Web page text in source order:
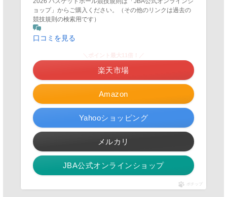
ョップ」からご購入ください。（その他のリンクは過去の
競技規則の検索用です）
口コミを見る
Amazon
楽天市場
Yahooショッピング
メルカリ
JBA公式オンラインショップ
ポチップ